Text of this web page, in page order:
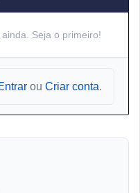
Seja o primeiro!
ou Criar conta.